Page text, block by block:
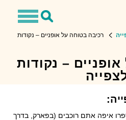
Toggle
Toggle
רכיבה בטוחה על אופניים – נקודות
– נקודות
איפה אתם רוכבים (בפארק, בדרך